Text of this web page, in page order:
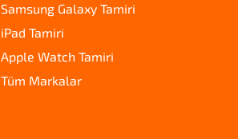
Samsung Galaxy Tamiri
iPad Tamiri
Apple Watch Tamiri
Tüm Markalar